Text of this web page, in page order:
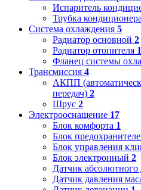
Испаритель
Трубка кондиционера
Система охлаждения 5
Радиатор основной 2
Радиатор отопителя 1
Фланец системы
Трансмиссия 4
АКПП
передач) 2
Шрус 2
Электрооснащение 17
Блок комфорта 1
Блок
Блок управления
Блок электронный 2
Датчик абсолютного
Датчик давления